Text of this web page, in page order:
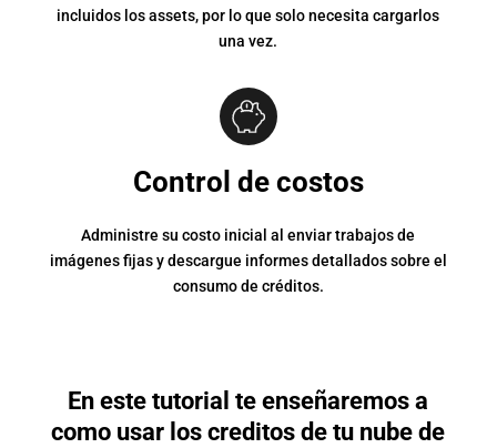
incluidos los assets, por lo que solo necesita cargarlos
una vez.
Control de costos
Administre su costo inicial al enviar trabajos de
imágenes fijas y descargue informes detallados sobre el
consumo de créditos.
En este tutorial te enseñaremos a
como usar los creditos de tu nube de